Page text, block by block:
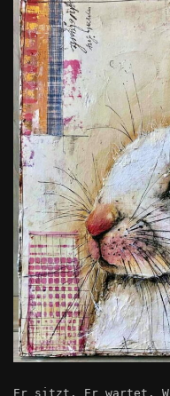
Er sitzt. Er wartet.